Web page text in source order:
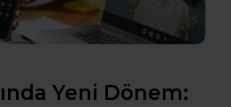
Yeni Dönem: